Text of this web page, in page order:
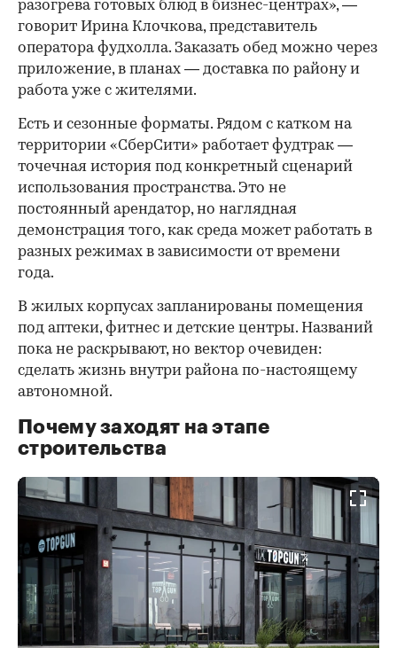
разогрева готовых блюд в бизнес-центрах», —
говорит Ирина Клочкова, представитель
оператора фудхолла. Заказать обед можно через
приложение, в планах — доставка по району и
работа уже с жителями.
Есть и сезонные форматы. Рядом с катком на
территории «СберСити» работает фудтрак —
точечная история под конкретный сценарий
использования пространства. Это не
постоянный арендатор, но наглядная
демонстрация того, как среда может работать в
разных режимах в зависимости от времени
года.
В жилых корпусах запланированы помещения
под аптеки, фитнес и детские центры. Названий
пока не раскрывают, но вектор очевиден:
сделать жизнь внутри района по-настоящему
автономной.
Почему заходят на этапе
строительства